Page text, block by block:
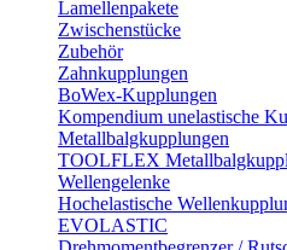
Lamellenpakete
Zwischenstücke
Zubehör
Zahnkupplungen
BoWex-Kupplungen
Kompendium unelastische
Metallbalgkupplungen
TOOLFLEX
Wellengelenke
Hochelastische
EVOLASTIC